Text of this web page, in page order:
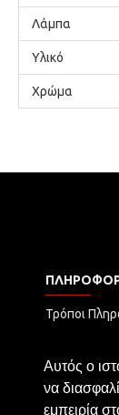
Αυτός ο
να
εμπειρία
Λάμπα
Υλικό
Χρώμα
Τρόποι
Πολιτική
Όροι
Επικοινωνία